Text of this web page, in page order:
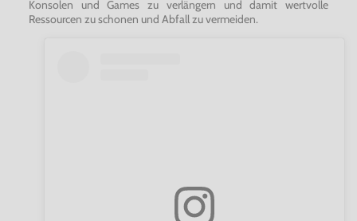
Konsolen und Games zu verlängern und damit wertvolle
Ressourcen zu schonen und Abfall zu vermeiden.